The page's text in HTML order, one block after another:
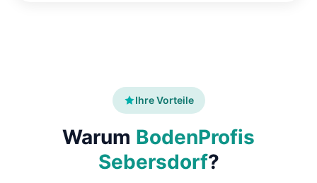
Ihre Vorteile
Warum BodenProfis
Sebersdorf?